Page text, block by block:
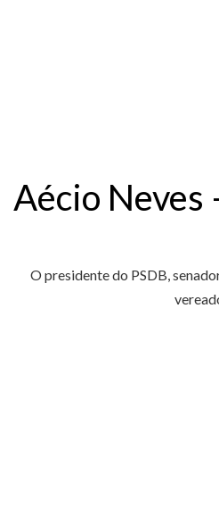
Aécio Neves
O presidente do PSDB,